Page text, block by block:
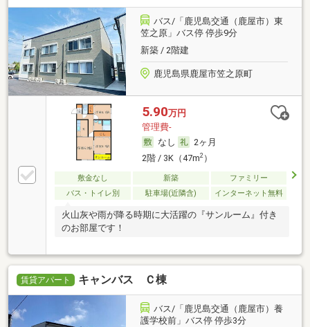
バス/「鹿児島交通（鹿屋市）東
笠之原」バス停 停歩9分
新築 / 2階建
鹿児島県鹿屋市笠之原町
5.90万円
管理費-
なし
2ヶ月
2階 / 3K（47m2）
敷金なし 新築
ファミリー
バス・トイレ別
駐車場(近隣含) インターネット無料
火山灰や雨が降る時期に大活躍の『サンルーム』付き
のお部屋です！
賃貸アパート キャンバス Ｃ棟
バス/「鹿児島交通（鹿屋市）養
護学校前」バス停 停歩3分